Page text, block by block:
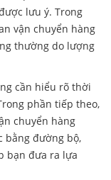
lưu ý. Trong
vận chuyển hàng
thường do lượng
cần hiểu rõ thời
phần tiếp theo,
chuyển hàng
bằng đường bộ,
bạn đưa ra lựa